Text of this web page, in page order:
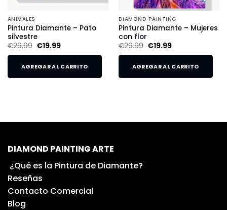
ANIMALES
Pintura Diamante – Pato
silvestre
€29.99 €19.99
AGREGAR AL CARRITO
DIAMOND PAINTING
Pintura Diamante – Mujeres
con flor
€29.99 €19.99
AGREGAR AL CARRITO
DIAMOND PAINTING ARTE
¿Qué es la Pintura de Diamante?
Reseñas
Contacto Comercial
Blog